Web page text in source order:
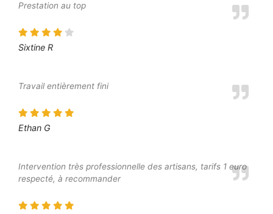
Prestation au top
Sixtine R
Travail entièrement fini
Ethan G
Intervention très professionnelle des artisans, tarifs 1 euro
respecté, à recommander